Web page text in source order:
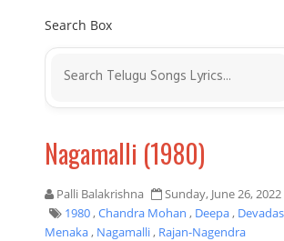
Search Box
Nagamalli (1980)
Palli Balakrishna
Sunday, June 26, 2022
1980,Chandra Mohan , Deepa,
Menaka, Nagamalli, Rajan-Nagendra